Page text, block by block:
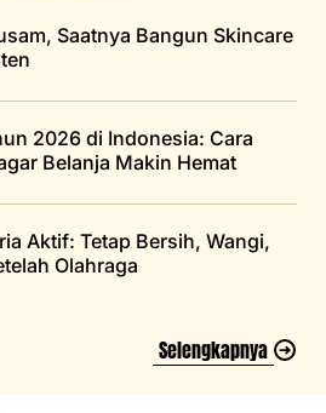
Saatnya Bangun Skincare
2026 di Indonesia: Cara
Belanja Makin Hemat
Aktif: Tetap Bersih, Wangi,
Olahraga
Selengkapnya